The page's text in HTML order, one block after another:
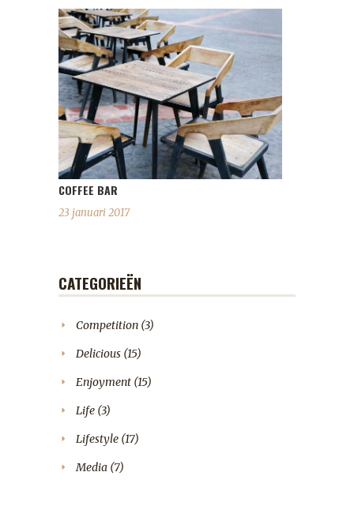
COFFEE BAR
23 januari 2017
CATEGORIEËN
Competition (3)
Delicious (15)
Enjoyment (15)
Life (3)
Lifestyle (17)
Media (7)